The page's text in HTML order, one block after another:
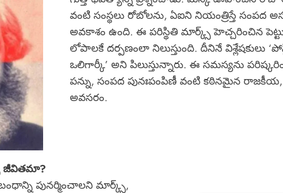
వంటి సంస్థలు రోబోలను, ఏఐని నియంత్రిస్తే సంపద
అవకాశం ఉంది. ఈ పరిస్థితి మార్క్స్ హెచ్చరించిన
లోపాలకే దర్పణంలా నిలుస్తుంది. దీనినే విశ్లేషకులు
ఒలిగార్కీ’ అని పిలుస్తున్నారు. ఈ సమస్యను
పన్ను, సంపద పునఃపంపిణీ వంటి కఠినమైన
అవసరం.
జీవితమా?
పునర్మించాలని మార్క్స్,